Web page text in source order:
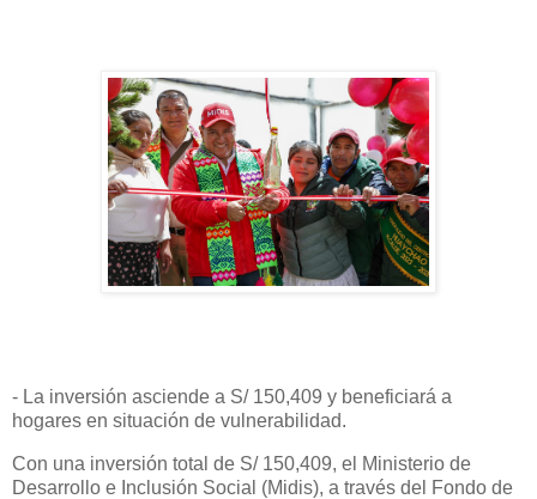
- La inversión asciende a S/ 150,409 y beneficiará a
hogares en situación de vulnerabilidad.
Con una inversión total de S/ 150,409, el Ministerio de
Desarrollo e Inclusión Social (Midis), a través del Fondo de